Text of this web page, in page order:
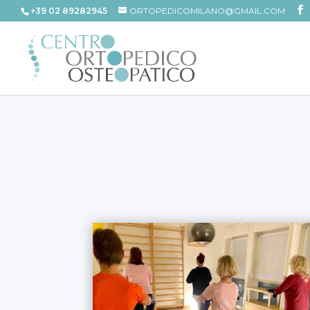
+39 02 89282945 ORTOPEDICOMILANO@GMAIL.COM